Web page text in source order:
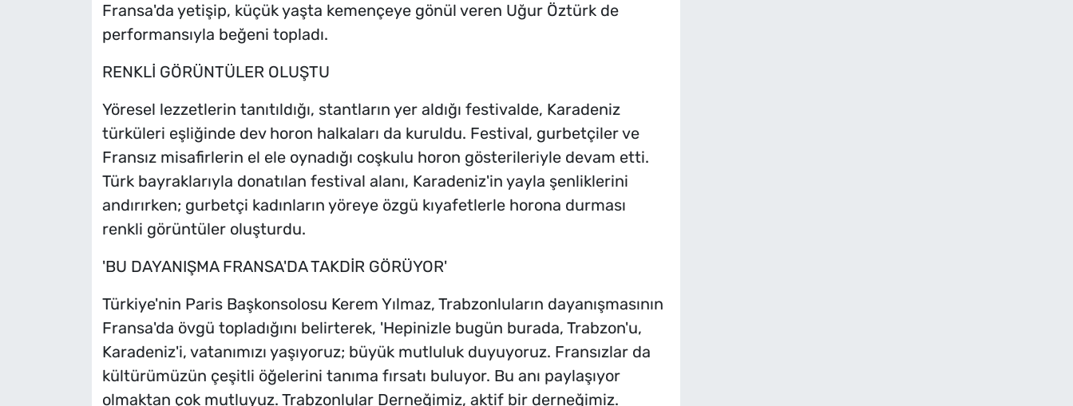
Fransa'da yetişip, küçük yaşta kemençeye gönül veren Uğur Öztürk de
performansıyla beğeni topladı.
RENKLİ GÖRÜNTÜLER OLUŞTU
Yöresel lezzetlerin tanıtıldığı, stantların yer aldığı festivalde, Karadeniz
türküleri eşliğinde dev horon halkaları da kuruldu. Festival, gurbetçiler ve
Fransız misafirlerin el ele oynadığı coşkulu horon gösterileriyle devam etti.
Türk bayraklarıyla donatılan festival alanı, Karadeniz'in yayla şenliklerini
andırırken; gurbetçi kadınların yöreye özgü kıyafetlerle horona durması
renkli görüntüler oluşturdu.
'BU DAYANIŞMA FRANSA'DA TAKDİR GÖRÜYOR'
Türkiye'nin Paris Başkonsolosu Kerem Yılmaz, Trabzonluların dayanışmasının
Fransa'da övgü topladığını belirterek, 'Hepinizle bugün burada, Trabzon'u,
Karadeniz'i, vatanımızı yaşıyoruz; büyük mutluluk duyuyoruz. Fransızlar da
kültürümüzün çeşitli öğelerini tanıma fırsatı buluyor. Bu anı paylaşıyor
olmaktan çok mutluyuz. Trabzonlular Derneğimiz, aktif bir derneğimiz.